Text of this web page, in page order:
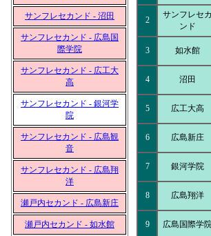
サンフレセカンド - 沼田
サンフレセカンド - 広島国
際学院
サンフレセカンド - 広工大
高
サンフレセカンド - 銀河学
院
サンフレセカンド - 広島観
音
サンフレセカンド - 広島翔
洋
瀬戸内セカンド - 広島新庄
瀬戸内セカンド - 如水館
2
サンフレセカ
ンド
3 如水館
4 沼田
5 広工大高
6 広島新庄
7 銀河学院
8 広島翔洋
9 広島国際学